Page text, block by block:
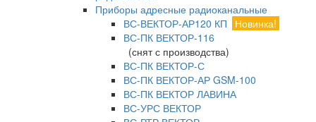
Приборы адресные радиоканальные
ВС-ВЕКТОР-АР120 КП
Новинка!
ВС-ПК ВЕКТОР-116
(снят с производства)
ВС-ПК ВЕКТОР-С
ВС-ПК ВЕКТОР-АР GSM-100
ВС-ПК ВЕКТОР ЛАВИНА
ВС-УРС ВЕКТОР